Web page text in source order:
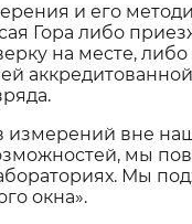
и его
Гора либо
на месте,
измерений вне
мы
Мы
окна».